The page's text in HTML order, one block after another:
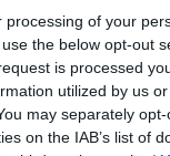
of your
the below opt-out
is processed
utilized by us
may separately
on the IAB’s list of
a